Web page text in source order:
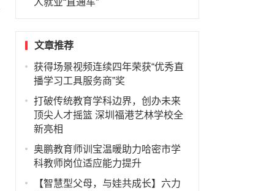
人就业“直通车”
文章推荐
获得场景视频连续四年荣获“优秀直
播学习工具服务商”奖
打破传统教育学科边界，创办未来
顶尖人才摇篮 深圳福港艺林学校全
新亮相
奥鹏教育师训宝温暖助力哈密市学
科教师岗位适应能力提升
【智慧型父母，与娃共成长】六力